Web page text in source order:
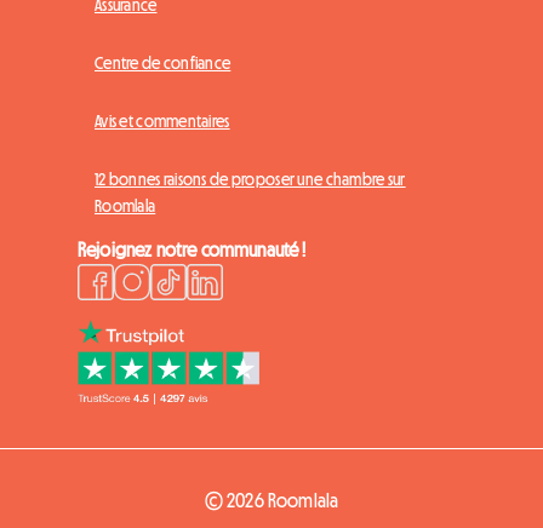
Assurance
Centre de confiance
Avis et commentaires
12 bonnes raisons de proposer une chambre sur
Roomlala
Rejoignez notre communauté !
© 2026 Roomlala